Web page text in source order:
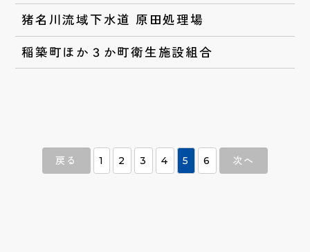
猪名川流域下水道 原田処理場
稲築町ほか３か町衛生施設組合
戻る 1 2 3 4 5 6 次へ